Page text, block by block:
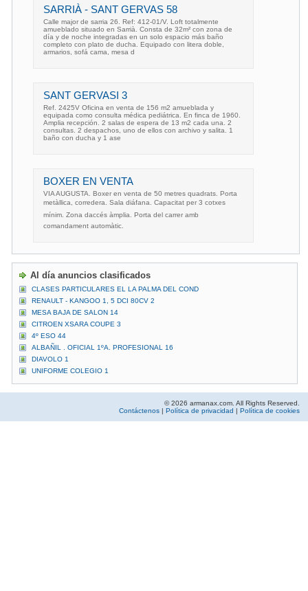
SARRIÀ - SANT GERVAS 58
Calle major de sarria 26. Ref: 412-01/V. Loft totalmente
amueblado situado en Sarrià. Consta de 32m² con zona de
día y de noche integradas en un solo espacio más baño
completo con plato de ducha. Equipado con litera doble,
armarios, sofá cama, mesa d
SANT GERVASI 3
Ref. 2425V Oficina en venta de 156 m2 amueblada y
equipada como consulta médica pediátrica. En finca de 1960.
Amplia recepción. 2 salas de espera de 13 m2 cada una. 2
consultas. 2 despachos, uno de ellos con archivo y salita. 1
baño con ducha y 1 ase
BOXER EN VENTA
VIA AUGUSTA. Boxer en venta de 50 metres quadrats. Porta
metàllica, corredera. Sala diáfana. Capacitat per 3 cotxes
mínim. Zona daccés àmplia. Porta del carrer amb
comandament automàtic.
Al día anuncios clasificados
CLASES PARTICULARES EL LA PALMA DEL COND
RENAULT - KANGOO 1, 5 DCI 80CV 2
MESA BAJA DE SALON 14
CITROEN XSARA COUPE 3
4º ESO 44
ALBAÑIL . OFICIAL 1ºA. PROFESIONAL 16
DIAVOLO 1
UNIFORME COLEGIO 1
© 2026 armanax.com. All Rights Reserved.
Contáctenos | Política de privacidad | Política de cookies